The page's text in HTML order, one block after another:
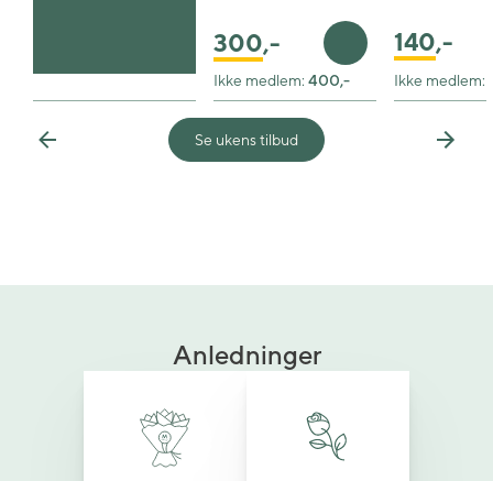
300,- Legg i handlekurv
Ikke medlem: 400,-
140,-
Ikke medlem:
Previous Next
Se ukens tilbud
Anledninger